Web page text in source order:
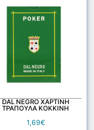
DAL NEGRO ΧΑΡΤΙΝΗ
ΤΡΑΠΟΥΛΑ ΚΟΚΚΙΝΗ
1,69€